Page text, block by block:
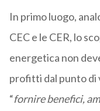
In primo luogo,
CEC e le CER, lo
energetica non
profitti dal punto di
“fornire benefici,